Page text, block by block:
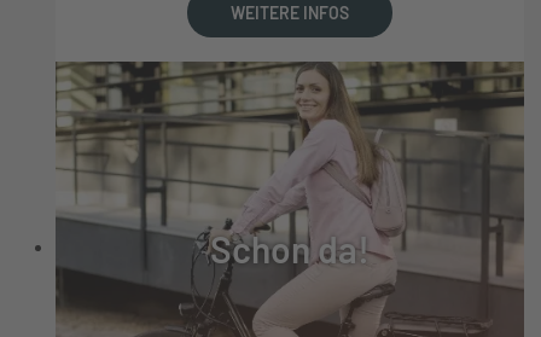
WEITERE INFOS
Schon da!